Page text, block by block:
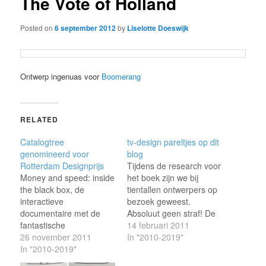
Posted on6 september 2012by Liselotte Doeswijk
Ontwerp ingenuas voor Boomerang
RELATED
Catalogtree
genomineerd voor
Rotterdam Designprijs
Money and speed: inside
the black box, de
interactieve
documentaire met de
fantastische
datavisualisaties van
Catalogtree, is
genomineerd voor de
26 november 2011
In "2010-2019"
tv-design pareltjes op dit
blog
Tijdens de research voor
het boek zijn we bij
tientallen ontwerpers op
bezoek geweest.
Absoluut geen straf! De
enthousiaste reacties en
het prachtige artwork dat
14 februari 2011
In "2010-2019"